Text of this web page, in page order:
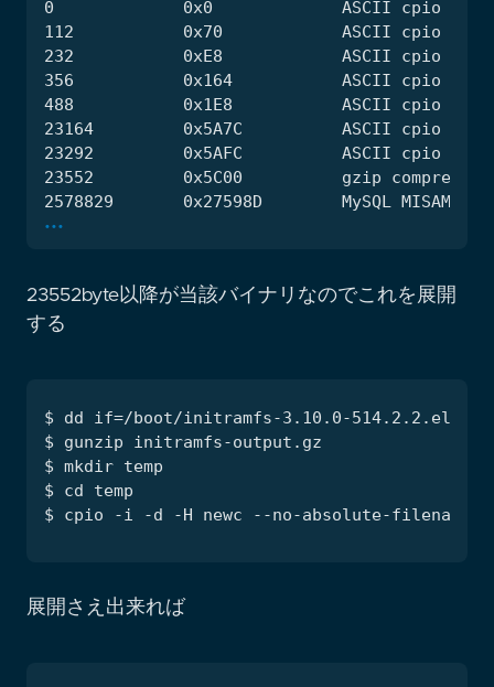
...
23552byte以降が当該バイナリなのでこれを展開
する
展開さえ出来れば